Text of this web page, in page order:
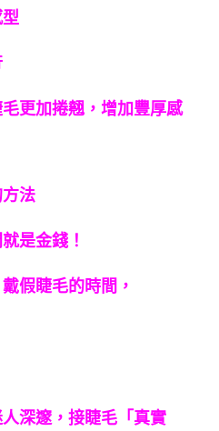
更加捲翹，增加豐厚感
法
是金錢！
假睫毛的時間，
深邃，接睫毛「真實